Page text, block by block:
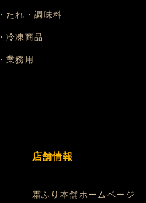
・たれ・調味料
・冷凍商品
・業務用
店舗情報
霜ふり本舗ホームページ